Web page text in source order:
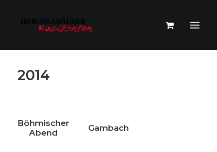
2014
Böhmischer
Abend
Gambach